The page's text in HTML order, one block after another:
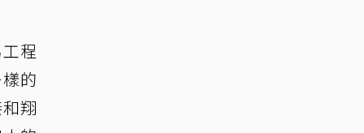
程
的
翔